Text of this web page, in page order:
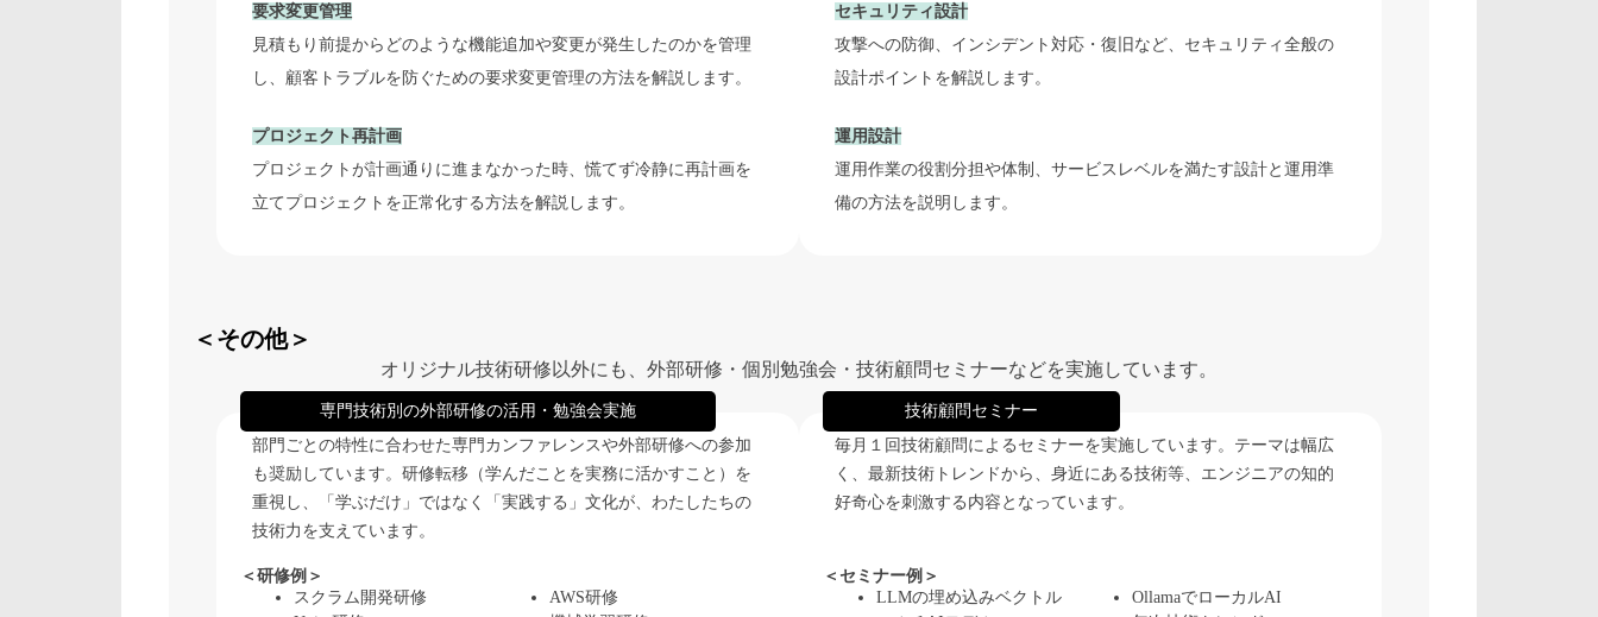
要求変更管理
見積もり前提からどのような機能追加や変更が発生したのかを管理
し、顧客トラブルを防ぐための要求変更管理の方法を解説します。️
プロジェクト再計画
プロジェクトが計画通りに進まなかった時、慌てず冷静に再計画を
立てプロジェクトを正常化する方法を解説します。
セキュリティ設計
攻撃への防御、インシデント対応・復旧など、セキュリティ全般の
設計ポイントを解説します。
運用設計
運用作業の役割分担や体制、サービスレベルを満たす設計と運用準
備の方法を説明します。
＜その他＞
オリジナル技術研修以外にも、外部研修・個別勉強会・技術顧問セミナーなどを実施しています。
専門技術別の外部研修の活用・勉強会実施
部門ごとの特性に合わせた専門カンファレンスや外部研修への参加
も奨励しています。研修転移（学んだことを実務に活かすこと）を
重視し、「学ぶだけ」ではなく「実践する」文化が、わたしたちの
技術力を支えています。
＜研修例＞
スクラム開発研修
AWS研修
技術顧問セミナー
毎月１回技術顧問によるセミナーを実施しています。テーマは幅広
く、最新技術トレンドから、身近にある技術等、エンジニアの知的
好奇心を刺激する内容となっています。
＜セミナー例＞
LLMの埋め込みベクトル
OllamaでローカルAI